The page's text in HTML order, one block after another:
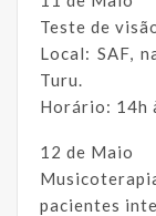
Teste de
Local: SAF,
Turu.
Horário: 14h
12 de Maio
pacientes